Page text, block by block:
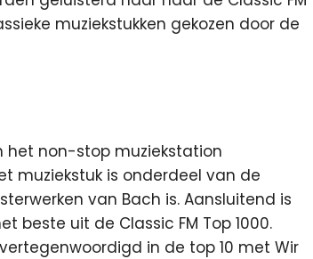
muziekstukken gekozen door de
het non-stop muziekstation
muziekstuk is onderdeel van de
van Bach is. Aansluitend is
beste uit de Classic FM Top 1000.
in de top 10 met Wir